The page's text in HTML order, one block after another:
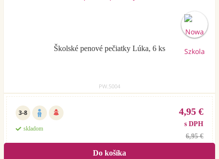
Školské penové pečiatky Lúka, 6 ks
PW.5004
3-8
skladom
4,95 €
s DPH
6,95 €